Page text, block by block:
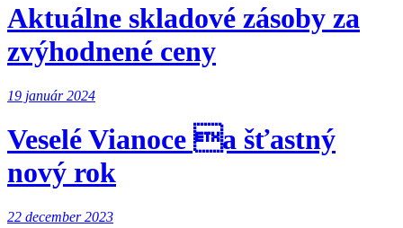
Aktuálne skladové zásoby za
zvýhodnené ceny
19 január 2024
Veselé Vianoce a šťastný
nový rok
22 december 2023